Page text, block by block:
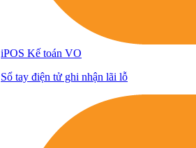
iPOS Kế toán VO
Sổ tay điện tử ghi nhận lãi lỗ